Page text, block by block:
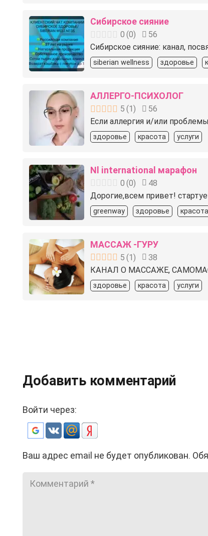
Сибирское сияние
0 (0)
56
Сибирское сияние: канал,
siberian wellness здоровье
АЛЛЕРГО-ПСИХОЛОГ
5 (1)
56
Если аллергия и/или
здоровье красота услуги
Nl international марафон
0 (0)
48
Дорогие,всем привет!
greenway здоровье красота
МАССАЖ -ГУРУ
5 (1)
38
КАНАЛ О МАССАЖЕ,
здоровье красота услуги
Добавить комментарий
Войти через:
Ваш адрес email не будет опубликован.